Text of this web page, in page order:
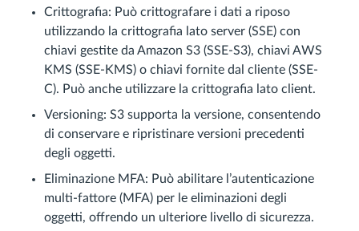
Crittografia: Può crittografare i dati a riposo
utilizzando la crittografia lato server (SSE) con
chiavi gestite da Amazon S3 (SSE-S3), chiavi AWS
KMS (SSE-KMS) o chiavi fornite dal cliente (SSE-
C). Può anche utilizzare la crittografia lato client.
Versioning: S3 supporta la versione, consentendo
di conservare e ripristinare versioni precedenti
degli oggetti.
Eliminazione MFA: Può abilitare l’autenticazione
multi-fattore (MFA) per le eliminazioni degli
oggetti, offrendo un ulteriore livello di sicurezza.